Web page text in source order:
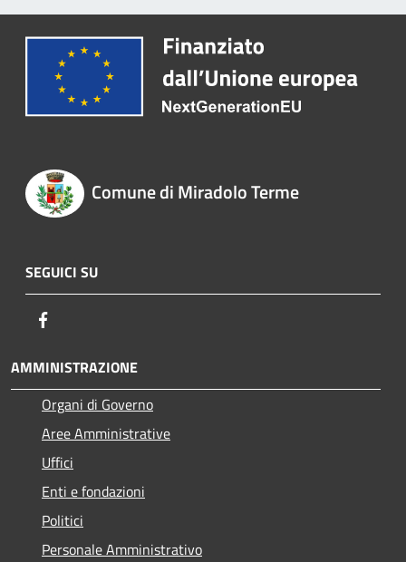
Comune di Miradolo Terme
SEGUICI SU
AMMINISTRAZIONE
Organi di Governo
Aree Amministrative
Uffici
Enti e fondazioni
Politici
Personale Amministrativo